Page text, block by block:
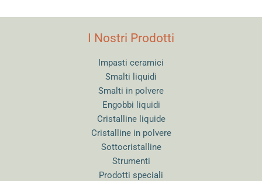
I Nostri Prodotti
Impasti ceramici
Smalti liquidi
Smalti in polvere
Engobbi liquidi
Cristalline liquide
Cristalline in polvere
Sottocristalline
Strumenti
Prodotti speciali